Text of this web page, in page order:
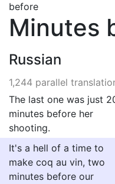
before
Minutes
Russian
1,244 parallel
The last one was just
minutes before her
shooting.
It's a hell of a time to
make coq au vin, two
minutes before our